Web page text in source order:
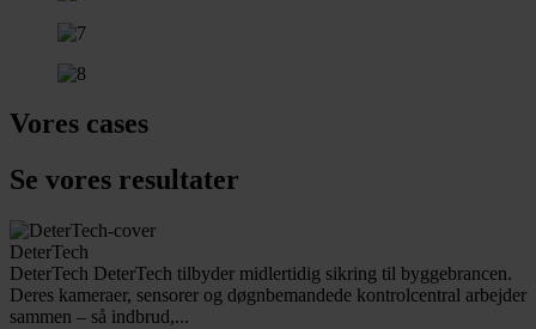
Vores cases
Se vores resultater
DeterTech
DeterTech DeterTech tilbyder midlertidig sikring til byggebrancen.
Deres kameraer, sensorer og døgnbemandede kontrolcentral arbejder
sammen – så indbrud,...